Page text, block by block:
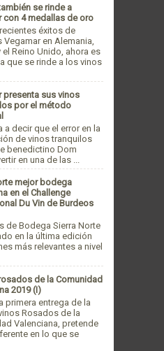
se rinde a
con 4 medallas de oro
éxitos de
en Alemania,
el Reino Unido, ahora es
que se rinde a los vinos
presenta sus vinos
por el método
a decir que el error en la
de vinos tranquilos
benedictino Dom
en una de las ...
mejor bodega
en el Challenge
Du Vin de Burdeos
de Bodega Sierra Norte
en la última edición
más relevantes a nivel
de la Comunidad
2019 (I)
primera entrega de la
Rosados de la
Valenciana, pretende
en lo que se